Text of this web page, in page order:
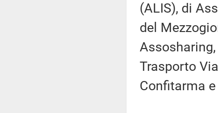
(ALIS), di
del
Trasporto
Confitarma